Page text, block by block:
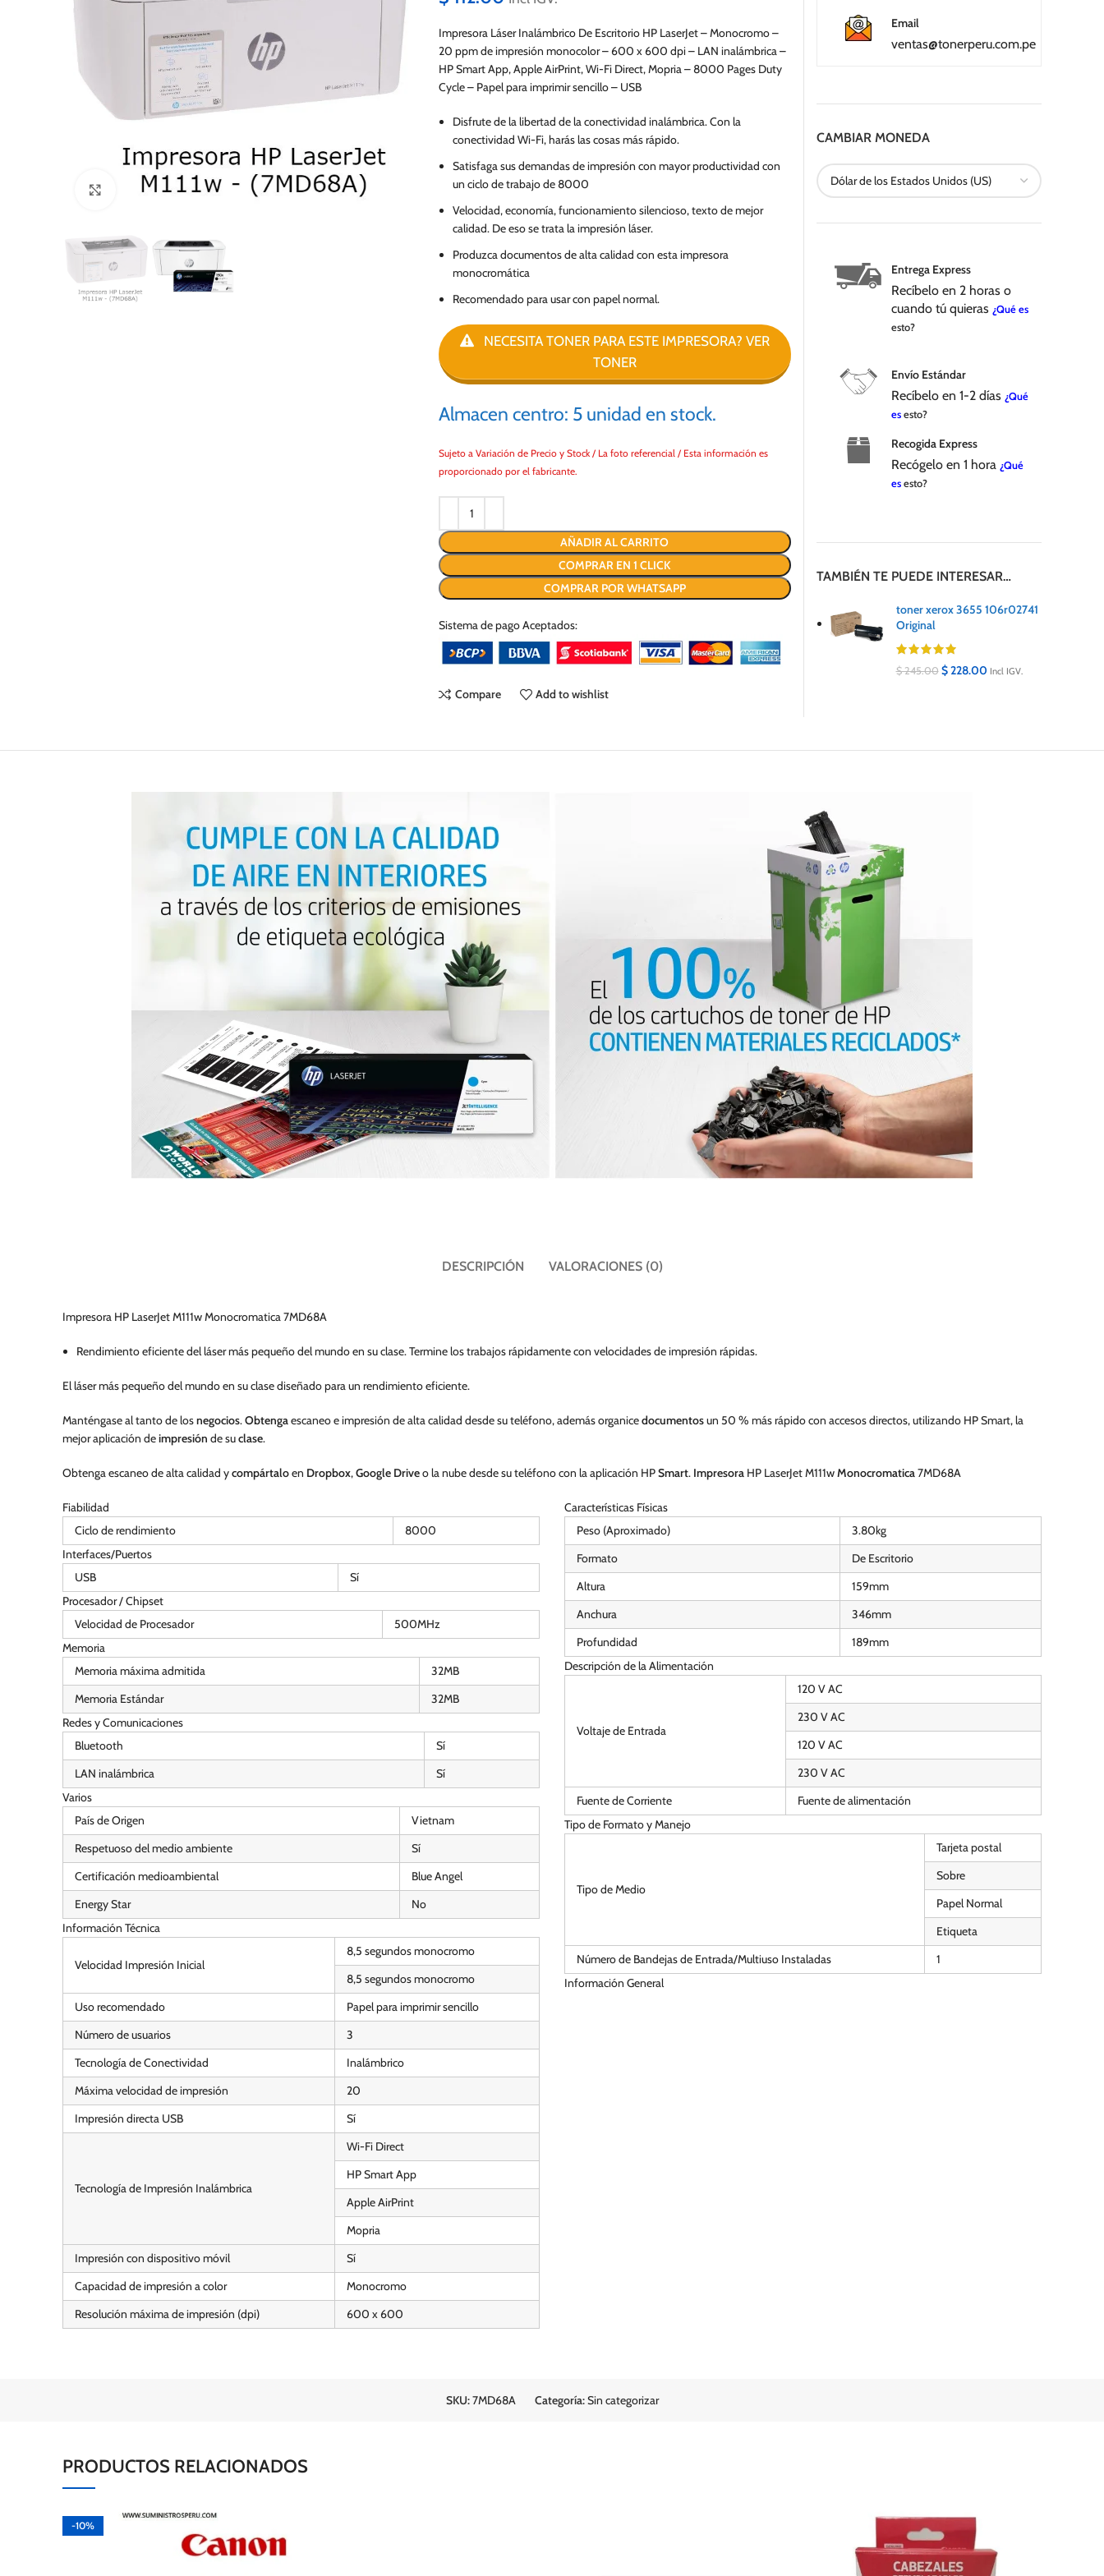
Click to enlarge
Impresora Láser Inalámbrico De Escritorio HP LaserJet – Monocromo –
20 ppm de impresión monocolor – 600 x 600 dpi – LAN inalámbrica –
HP Smart App, Apple AirPrint, Wi-Fi Direct, Mopria – 8000 Pages Duty
Cycle – Papel para imprimir sencillo – USB
Disfrute de la libertad de la conectividad inalámbrica. Con la
conectividad Wi-Fi, harás las cosas más rápido.
Satisfaga sus demandas de impresión con mayor productividad con
un ciclo de trabajo de 8000
Velocidad, economía, funcionamiento silencioso, texto de mejor
calidad. De eso se trata la impresión láser.
Produzca documentos de alta calidad con esta impresora
monocromática
Recomendado para usar con papel normal.
NECESITA TONER PARA ESTE IMPRESORA? VER
TONER
Almacen centro: 5 unidad en stock.
Sujeto a Variación de Precio y Stock / La foto referencial / Esta información es
proporcionado por el fabricante.
AÑADIR AL CARRITO
COMPRAR EN 1 CLICK
COMPRAR POR WHATSAPP
Sistema de pago Aceptados:
Compare Add to wishlist
Email
ventas@tonerperu.com.pe
CAMBIAR MONEDA
Entrega Express
Recíbelo en 2 horas o
cuando tú quieras ¿Qué es
esto?
Envío Estándar
Recíbelo en 1-2 días ¿Qué
es esto?
Recogida Express
Recógelo en 1 hora ¿Qué
es esto?
TAMBIÉN TE PUEDE INTERESAR…
toner xerox 3655 106r02741
Original
$245.00 $228.00 Incl IGV.
DESCRIPCIÓN VALORACIONES (0)
Impresora HP LaserJet M111w Monocromatica 7MD68A
Rendimiento eficiente del láser más pequeño del mundo en su clase. Termine los trabajos rápidamente con velocidades de impresión rápidas.
El láser más pequeño del mundo en su clase diseñado para un rendimiento eficiente.
Manténgase al tanto de losnegocios.Obtengaescaneo e impresión de alta calidad desde su teléfono, además organicedocumentosun 50 % más rápido con accesos directos, utilizando HP Smart, la
mejor aplicación deimpresión de suclase.
Obtenga escaneo de alta calidad ycompártaloen Dropbox,Google Driveo la nube desde su teléfono con la aplicación HPSmart. Impresora HP LaserJet M111wMonocromatica7MD68A
Fiabilidad
Ciclo de rendimiento
8000
Interfaces/Puertos
USB
Sí
Procesador / Chipset
Velocidad de Procesador
500MHz
Memoria
Memoria máxima admitida
32MB
Memoria Estándar
32MB
Redes y Comunicaciones
Bluetooth
Sí
LAN inalámbrica
Sí
Varios
País de Origen
Vietnam
Respetuoso del medio ambiente
Sí
Certificación medioambiental
Blue Angel
Energy Star
No
Información Técnica
Velocidad Impresión Inicial
8,5 segundos monocromo
8,5 segundos monocromo
Uso recomendado
Papel para imprimir sencillo
Número de usuarios
3
Tecnología de Conectividad
Inalámbrico
Máxima velocidad de impresión
20
Impresión directa USB
Sí
Tecnología de Impresión Inalámbrica
Wi-Fi Direct
HP Smart App
Apple AirPrint
Mopria
Impresión con dispositivo móvil
Sí
Capacidad de impresión a color
Monocromo
Resolución máxima de impresión (dpi)
600 x 600
Características Físicas
Peso (Aproximado)
3.80kg
Formato
De Escritorio
Altura
159mm
Anchura
346mm
Profundidad
189mm
Descripción de la Alimentación
Voltaje de Entrada
120 V AC
230 V AC
120 V AC
230 V AC
Fuente de Corriente
Fuente de alimentación
Tipo de Formato y Manejo
Tipo de Medio
Tarjeta postal
Sobre
Papel Normal
Etiqueta
Número de Bandejas de Entrada/Multiuso Instaladas
1
Información General
SKU:7MD68A Categoría:Sin categorizar
PRODUCTOS RELACIONADOS
-10%